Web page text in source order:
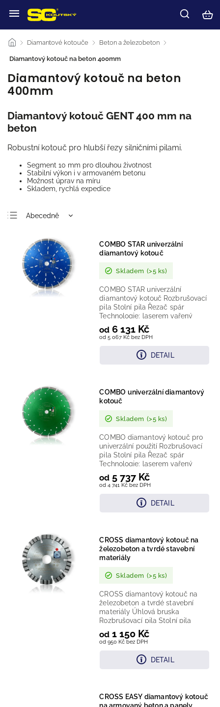
/ Diamantové kotouče / Beton a železobeton /
Diamantový kotouč na beton 400mm
Diamantový kotouč na beton
400mm
Diamantový kotouč GENT 400 mm na
beton
Robustní kotouč pro hlubší řezy silničními pilami.
Segment 10 mm pro dlouhou životnost
Stabilní výkon i v armovaném betonu
Možnost úprav na míru
Skladem, rychlá expedice
Abecedně
Nejdražší
Nejprodávanější
COMBO STAR univerzální
diamantový kotouč
Skladem (>5 ks)
od 5 067 Kč bez DPH
od 6 131 Kč
DETAIL
COMBO STAR univerzální
diamantový kotouč Rozbrušovací
pila Stolní pila Řezač spár
Technologie: laserem vařený
diamantový segment Provedení:...
COMBO univerzální diamantový
kotouč
Skladem (>5 ks)
od 4 741 Kč bez DPH
od 5 737 Kč
DETAIL
COMBO diamantový kotouč pro
univerzální použití Rozbrušovací
pila Stolní pila Řezač spár
Technologie: laserem vařený
diamantový segment...
CROSS diamantový kotouč na
železobeton a tvrdé stavební
materiály
Skladem (>5 ks)
od 950 Kč bez DPH
od 1 150 Kč
DETAIL
CROSS diamantový kotouč na
železobeton a tvrdé stavební
materiály Úhlová bruska
Rozbrušovací pila Stolní pila
Řezač spár Technologie:...
CROSS EASY diamantový kotouč